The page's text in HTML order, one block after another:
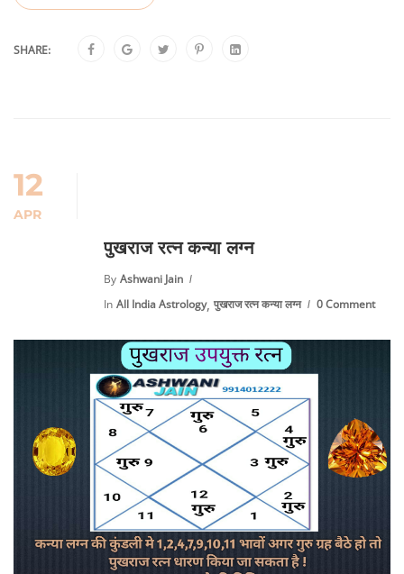
SHARE:
12
APR
पुखराज रत्न कन्या लग्न
By Ashwani Jain
In All India Astrology, पुखराज रत्न कन्या लग्न 0 Comment